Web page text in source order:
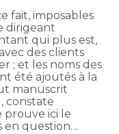
fait, imposables
dirigeant
qui plus est,
des clients
; et les noms des
été ajoutés à la
manuscrit
constate
prouve ici le
en question…